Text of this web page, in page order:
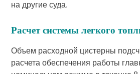
на другие суда.
Расчет системы легкого
Объем расходной цистерны
расчета обеспечения работы